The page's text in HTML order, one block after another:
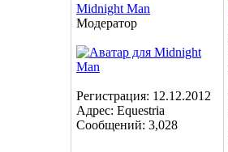
Midnight Man
Модератор
Регистрация: 12.12.2012
Адрес: Equestria
Сообщений: 3,028